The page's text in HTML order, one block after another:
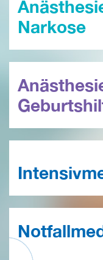
Narkose